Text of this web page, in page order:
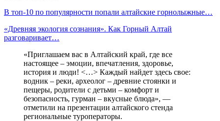
В топ-10 по популярности попали алтайские горнолыжные…
«Древняя экология сознания». Как Горный Алтай
разговаривает…
«Приглашаем вас в Алтайский край, где все
настоящее – эмоции, впечатления, здоровье,
история и люди! <…> Каждый найдет здесь свое:
водник – реки, археолог – древние стоянки и
пещеры, родители с детьми – комфорт и
безопасность, гурман – вкусные блюда», —
отметили на презентации алтайского стенда
региональные туроператоры.